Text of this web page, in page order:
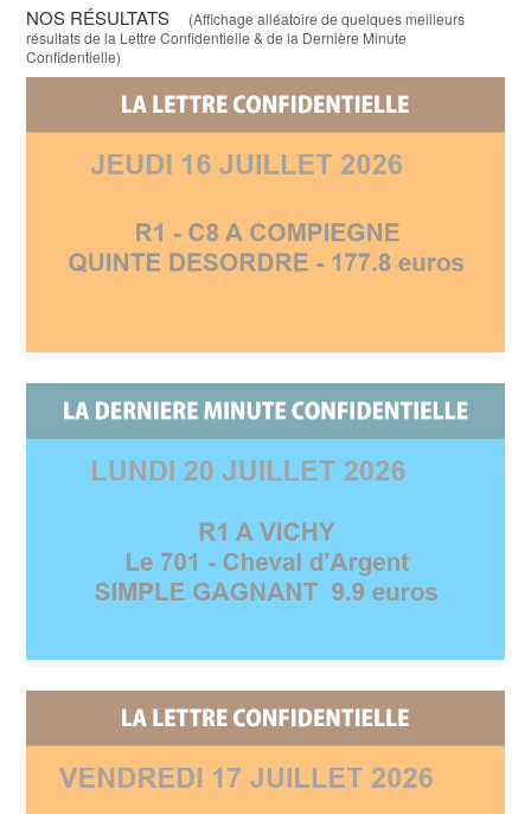
NOS RÉSULTATS
(Affichage alléatoire de quelques meilleurs
résultats de la Lettre Confidentielle & de la Dernière Minute
Confidentielle)